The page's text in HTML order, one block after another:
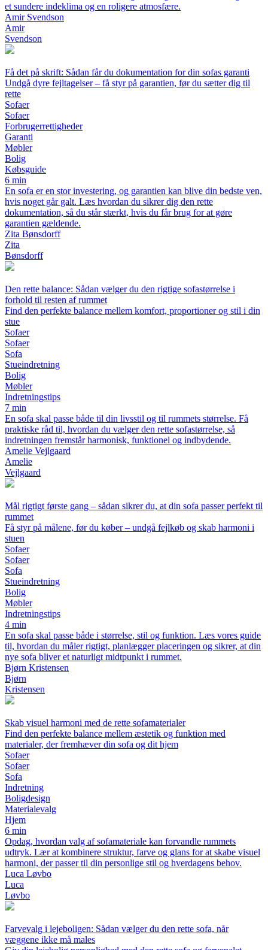
et sundere indeklima og en roligere atmosfære.
Amir Svendson
Amir
Svendson
Få det på skrift: Sådan får du dokumentation for din sofas garanti
Undgå dyre fejltagelser – få styr på garantien, før du sætter dig til
rette
Sofaer
Sofaer
Forbrugerrettigheder
Garanti
Møbler
Bolig
Købsguide
6 min
En sofa er en stor investering, og garantien kan blive din bedste ven,
hvis noget går galt. Læs hvordan du sikrer dig den rette
dokumentation, så du står stærkt, hvis du får brug for at gøre
garantien gældende.
Zita Bønsdorff
Zita
Bønsdorff
Den rette balance: Sådan vælger du den rigtige sofastørrelse i
forhold til resten af rummet
Find den perfekte balance mellem komfort, proportioner og stil i din
stue
Sofaer
Sofaer
Sofa
Stueindretning
Bolig
Møbler
Indretningstips
7 min
En sofa skal passe både til din livsstil og til rummets størrelse. Få
praktiske råd til, hvordan du vælger den rette sofastørrelse, så
indretningen fremstår harmonisk, funktionel og indbydende.
Amelie Vejlgaard
Amelie
Vejlgaard
Mål rigtigt første gang – sådan sikrer du, at din sofa passer perfekt til
rummet
Få styr på målene, før du køber – undgå fejlkøb og skab harmoni i
stuen
Sofaer
Sofaer
Sofa
Stueindretning
Bolig
Møbler
Indretningstips
4 min
En sofa skal passe både i størrelse, stil og funktion. Læs vores guide
til, hvordan du måler rigtigt, planlægger placeringen og sikrer, at din
nye sofa bliver et naturligt midtpunkt i rummet.
Bjørn Kristensen
Bjørn
Kristensen
Skab visuel harmoni med de rette sofamaterialer
Find den perfekte balance mellem æstetik og funktion med
materialer, der fremhæver din sofa og dit hjem
Sofaer
Sofaer
Sofa
Indretning
Boligdesign
Materialevalg
Hjem
6 min
Opdag, hvordan valg af sofamateriale kan forvandle rummets
udtryk. Lær at kombinere struktur, farve og glans for at skabe visuel
harmoni, der passer til din personlige stil og hverdagens behov.
Luca Løvbo
Luca
Løvbo
Farvevalg i lejeboligen: Sådan vælger du den rette sofa, når
væggene ikke må males